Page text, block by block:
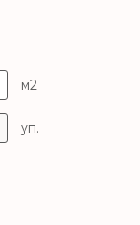
м2
уп.